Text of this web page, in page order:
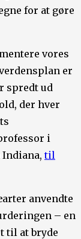
for at gøre
vores
er
spredt ud
der hver
i
Indiana,til
anvendte
– en
til at bryde